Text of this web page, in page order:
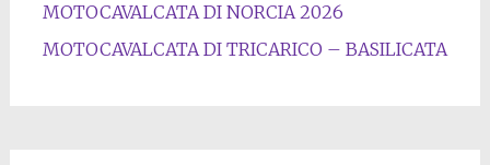
MOTOCAVALCATA DI NORCIA 2026
MOTOCAVALCATA DI TRICARICO – BASILICATA